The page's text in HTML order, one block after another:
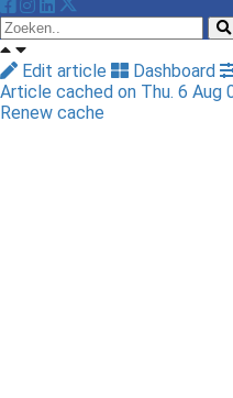
Edit article Dashboard
Article cached on Thu. 6 Aug
Renew cache